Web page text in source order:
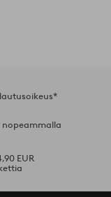
EUR